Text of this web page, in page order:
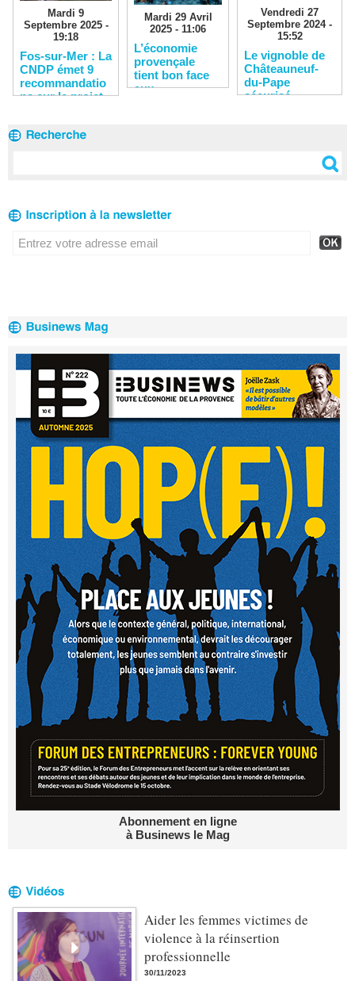
Mardi 9
Septembre 2025 -
19:18
Fos-sur-Mer : La
CNDP émet 9
recommandatio
ns sur le projet
Mardi 29 Avril
2025 - 11:06
L’économie
provençale
tient bon face
aux
Vendredi 27
Septembre 2024 -
15:52
Le vignoble de
Châteauneuf-
du-Pape
sécurisé
Abonnement en ligne
à Businews le Mag
Aider les femmes victimes de
violence à la réinsertion
professionnelle
30/11/2023